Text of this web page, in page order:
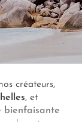
créateurs,
, et
bienfaisante